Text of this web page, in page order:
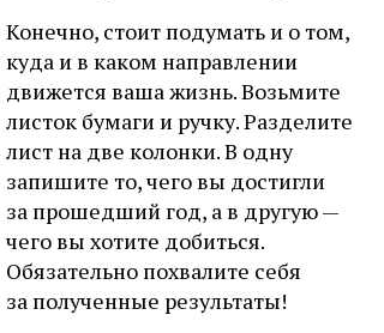
Конечно, стоит подумать и о том,
куда и в каком направлении
движется ваша жизнь. Возьмите
листок бумаги и ручку. Разделите
лист на две колонки. В одну
запишите то, чего вы достигли
за прошедший год, а в другую —
чего вы хотите добиться.
Обязательно похвалите себя
за полученные результаты!